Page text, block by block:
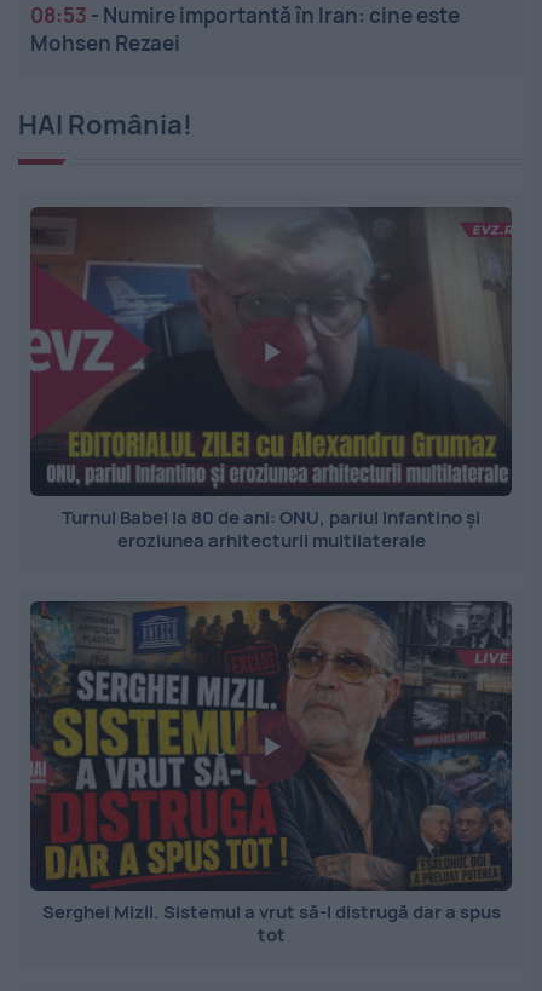
08:53 - Numire importantă în Iran: cine este
Mohsen Rezaei
HAI România!
Turnul Babel la 80 de ani: ONU, pariul Infantino și
eroziunea arhitecturii multilaterale
Serghei Mizil. Sistemul a vrut să-l distrugă dar a spus
tot